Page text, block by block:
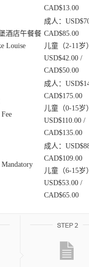
CAD$13.00
酒店午餐餐
Louise
成人：
CAD$85.00
儿童（2-11岁
USD$42.00 /
CAD$50.00
成人：
CAD$175.00
儿童（0-15岁
USD$110.00 /
CAD$135.00
成人：
CAD$109.00
儿童（6-15岁
USD$53.00 /
CAD$65.00